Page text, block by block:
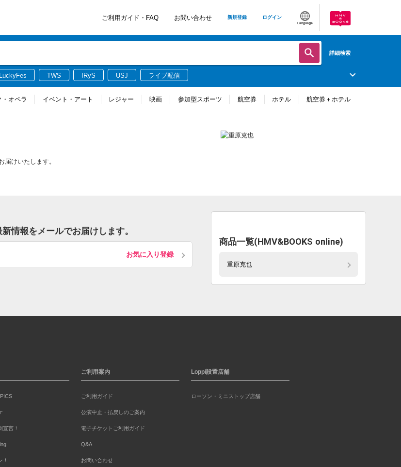
ご利用ガイド・FAQ お問い合わせ 新規登録 ログイン
Language
詳細検索
LuckyFes TWS IRyS USJ ライブ配信
・オペラ イベント・アート レジャー 映画 参加型スポーツ 航空券 ホテル 航空券＋ホテル
けいたします。
情報をメールでお届けします。
お気に入り登録
商品一覧(HMV&BOOKS online)
重原克也
宣言！
！
ご利用案内
ご利用ガイド
公演中止・払戻しのご案内
電子チケットご利用ガイド
Q&A
お問い合わせ
Loppi設置店舗
ローソン・ミニストップ店舗